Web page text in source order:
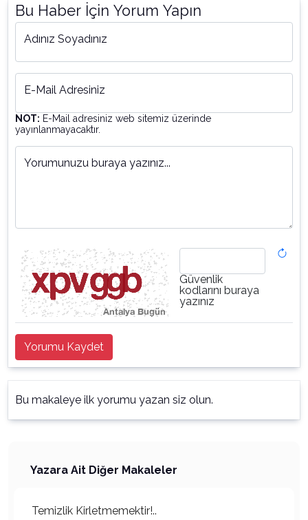
Bu Haber İçin Yorum Yapın
Adınız Soyadınız
E-Mail Adresiniz
NOT: E-Mail adresiniz web sitemiz üzerinde
yayınlanmayacaktır.
Yorumunuzu buraya yazınız...
Güvenlik
kodlarını buraya
yazınız
Yorumu Kaydet
Bu makaleye ilk yorumu yazan siz olun.
Yazara Ait Diğer Makaleler
Temizlik Kirletmemektir!..